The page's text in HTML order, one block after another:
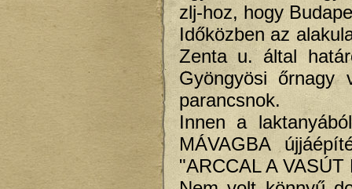
zlj-hoz, hogy
Időközben az
Zenta u. által
Gyöngyösi
parancsnok.
Innen a
MÁVAGBA
"ARCCAL A VASÚT